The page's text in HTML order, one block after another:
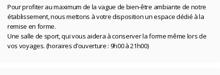
Pour profiter au maximum de la vague de bien-être ambiante de notre
établissement, nous mettons à votre disposition un espace dédié à la
remise en forme.
Une salle de sport, qui vous aidera à conserver la forme même lors de
vos voyages. (horaires d’ouverture : 9h00 à 21h00)